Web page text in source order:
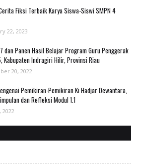
Fiksi Terbaik Karya Siswa-Siswi SMPN 4
22, 2023
dan Panen Hasil Belajar Program Guru Penggerak
Kabupaten Indragiri Hilir, Provinsi Riau
20, 2022
Pemikiran-Pemikiran Ki Hadjar Dewantara,
dan Refleksi Modul 1.1
2022